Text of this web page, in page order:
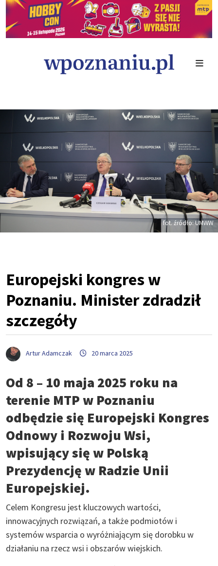
fot. źródło: UMWW
Europejski kongres w
Poznaniu. Minister zdradził
szczegóły
Artur Adamczak 20 marca 2025
Od 8 – 10 maja 2025 roku na
terenie MTP w Poznaniu
odbędzie się Europejski Kongres
Odnowy i Rozwoju Wsi,
wpisujący się w Polską
Prezydencję w Radzie Unii
Europejskiej.
Celem Kongresu jest kluczowych wartości,
innowacyjnych rozwiązań, a także podmiotów i
systemów wsparcia o wyróżniającym się dorobku w
działaniu na rzecz wsi i obszarów wiejskich.